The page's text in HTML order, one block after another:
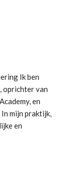
Ik ben
oprichter van
en
mijn praktijk,
en